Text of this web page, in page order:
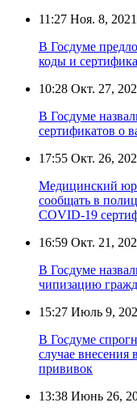
11:27 Ноя. 8, 2021
В Госдуме
коды и
10:28 Окт. 27,
В Госдуме
сертификатов о
17:55 Окт. 26,
Медицинский
сообщать в
COVID-19
16:59 Окт. 21,
В Госдуме
чипизацию
15:27 Июль 9,
В Госдуме
случае
прививок
13:38 Июнь 26,